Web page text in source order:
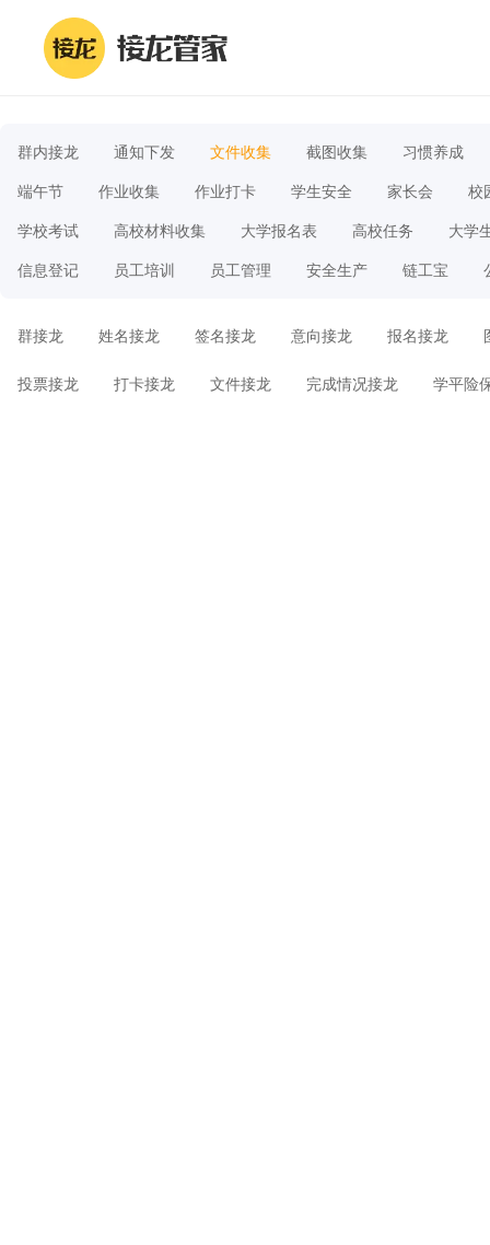
群内接龙 通知下发 文件收集 截图收集 习惯养成
端午节 作业收集 作业打卡 学生安全 家长会 校
学校考试 高校材料收集 大学报名表 高校任务 大学
信息登记 员工培训 员工管理 安全生产 链工宝
群接龙 姓名接龙 签名接龙 意向接龙 报名接龙
投票接龙 打卡接龙 文件接龙 完成情况接龙 学平险